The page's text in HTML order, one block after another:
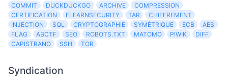
COMMIT
DUCKDUCKGO ARCHIVE
COMPRESSION
CERTIFICATION
ELEARNSECURITY TAR
CHIFFREMENT
INJECTION
SQL CRYPTOGRAPHIE SYMÉTRIQUE ECB
AES
FLAG
ABCTF SEO ROBOTS.TXT MATOMO PIWIK
DIFF
CAPISTRANO
SSH TOR
Syndication